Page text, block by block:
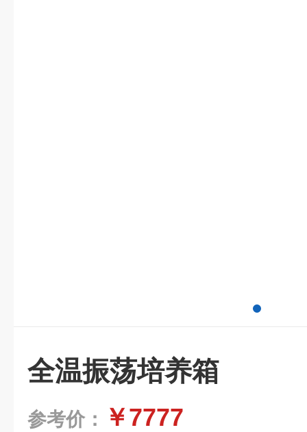
全温振荡培养箱
参考价： ￥7777